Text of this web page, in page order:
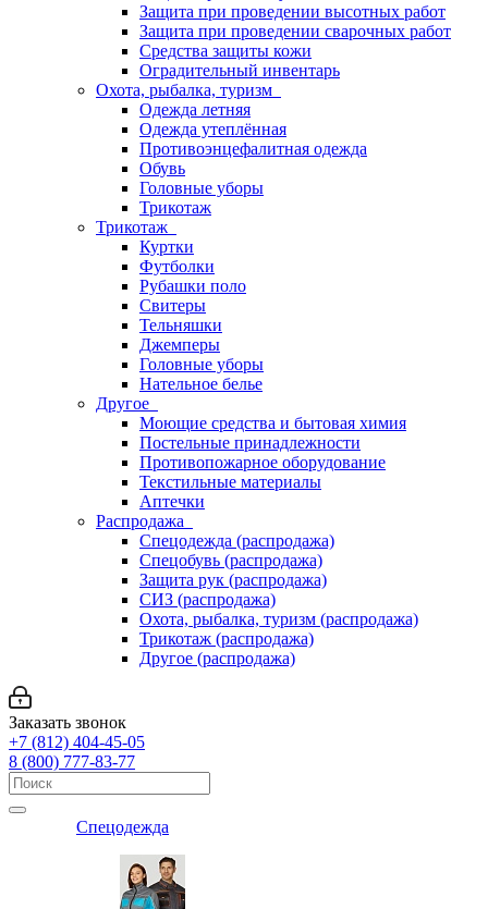
Защита при проведении высотных работ
Защита при проведении сварочных работ
Средства защиты кожи
Оградительный инвентарь
Охота, рыбалка, туризм
Одежда летняя
Одежда утеплённая
Противоэнцефалитная одежда
Обувь
Головные уборы
Трикотаж
Трикотаж
Куртки
Футболки
Рубашки поло
Свитеры
Тельняшки
Джемперы
Головные уборы
Нательное белье
Другое
Моющие средства и бытовая химия
Постельные принадлежности
Противопожарное оборудование
Текстильные материалы
Аптечки
Распродажа
Спецодежда (распродажа)
Спецобувь (распродажа)
Защита рук (распродажа)
СИЗ (распродажа)
Охота, рыбалка, туризм (распродажа)
Трикотаж (распродажа)
Другое (распродажа)
Заказать звонок
+7 (812) 404-45-05
8 (800) 777-83-77
Спецодежда